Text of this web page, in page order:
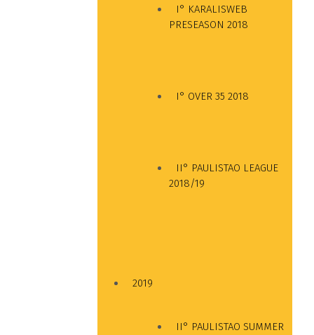
I° KARALISWEB
PRESEASON 2018
I° OVER 35 2018
II° PAULISTAO LEAGUE
2018/19
2019
II° PAULISTAO SUMMER